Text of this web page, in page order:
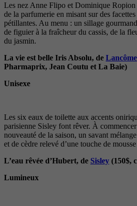
Les nez Anne Flipo et Dominique Ropion
de la parfumerie en misant sur des
pétillantes. Au menu : un sillage
de figuier à la fraîcheur du cassis, de la
du jasmin.
La vie est belle Iris Absolu, de Lancôme
Pharmaprix, Jean Coutu et La Baie)
Unisexe
Les six eaux de toilette aux accents
parisienne Sisley font rêver. À
nouveauté de la saison, un savant
et de cèdre relevé d’une touche de
L’eau rêvée d’Hubert, de Sisley (150$,
Lumineux